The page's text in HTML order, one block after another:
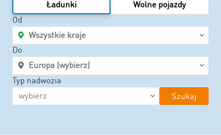
Ładunki
Wolne pojazdy
Od
Do
Typ nadwozia
Szukaj